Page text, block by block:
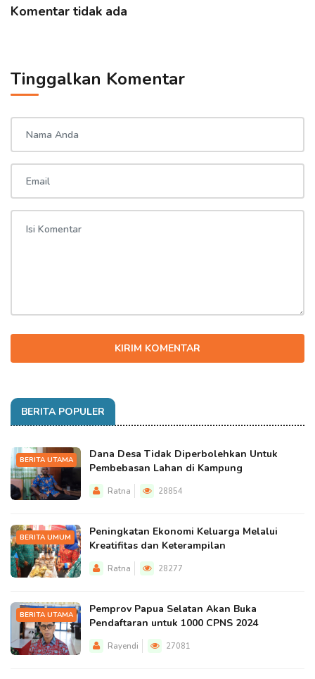
Komentar tidak ada
Tinggalkan Komentar
KIRIM KOMENTAR
BERITA POPULER
BERITA UTAMA
Dana Desa Tidak Diperbolehkan Untuk
Pembebasan Lahan di Kampung
Ratna 28854
BERITA UMUM
Peningkatan Ekonomi Keluarga Melalui
Kreatifitas dan Keterampilan
Ratna 28277
BERITA UTAMA
Pemprov Papua Selatan Akan Buka
Pendaftaran untuk 1000 CPNS 2024
Rayendi 27081